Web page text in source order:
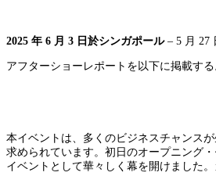
2025 年 6 月 3 日於シンガポール – 5 月 27
アフターショーレポートを以下に掲載する
本イベントは、多くのビジネスチャンス
求められています。初日のオープニング・
イベントとして華々しく幕を開けました